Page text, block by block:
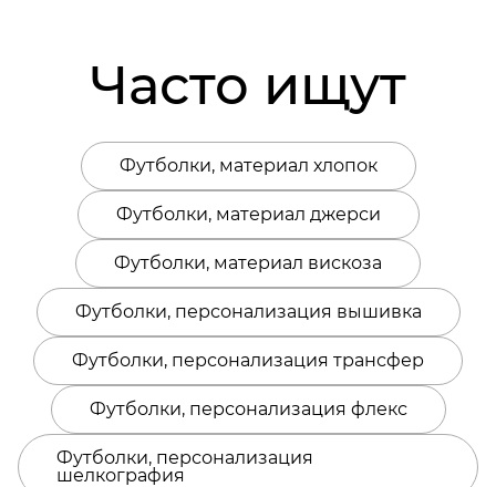
Часто ищут
Футболки, материал хлопок
Футболки, материал джерси
Футболки, материал вискоза
Футболки, персонализация вышивка
Футболки, персонализация трансфер
Футболки, персонализация флекс
Футболки, персонализация
шелкография